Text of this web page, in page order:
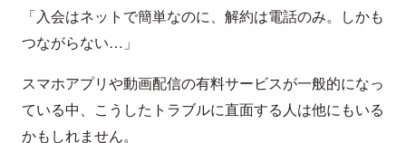
「入会はネットで簡単なのに、解約は電話のみ。しかも
つながらない…」
スマホアプリや動画配信の有料サービスが一般的になっ
ている中、こうしたトラブルに直面する人は他にもいる
かもしれません。